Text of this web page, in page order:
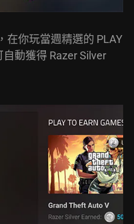
在你玩當週精選的 PLAY
動獲得 Razer Silver